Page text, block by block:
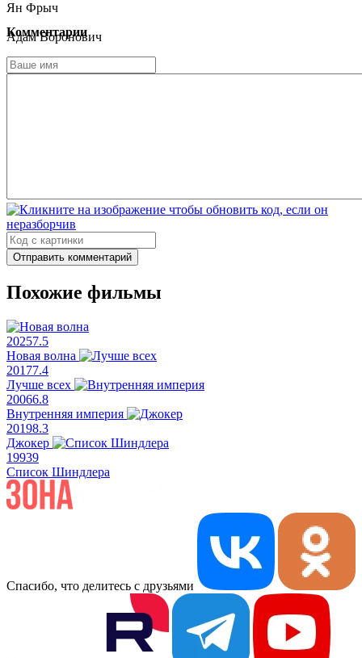
Ян Фрыч
Адам Воронович
Адам Бобик
Комментарии
Отправить комментарий
Похожие фильмы
20257.5
Новая волна
20177.4
Лучше всех
20066.8
Внутренняя империя
20198.3
Джокер
19939
Список Шиндлера
Спасибо, что делитесь с друзьями